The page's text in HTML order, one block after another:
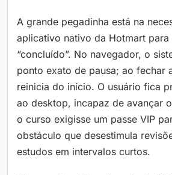
A grande pegadinha está na
aplicativo nativo da Hotmart para
“concluído”. No navegador, o
ponto exato de pausa; ao fechar
reinicia do início. O usuário fica
ao desktop, incapaz de avançar
o curso exigisse um passe VIP
obstáculo que desestimula
estudos em intervalos curtos.